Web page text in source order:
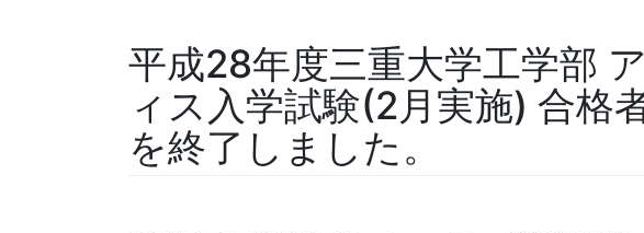
平成28年度三重大学工学部
ィス入学試験(2月実施) 合格
を終了しました。